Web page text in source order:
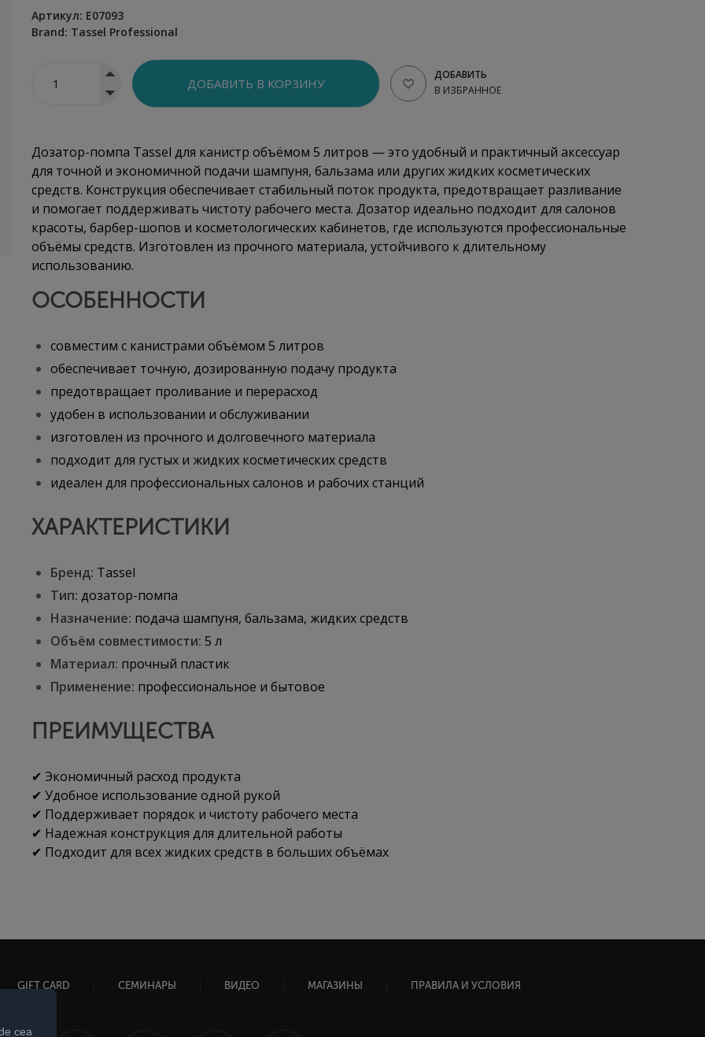
Артикул: E07093
Brand: Tassel Professional
ДОБАВИТЬ
В ИЗБРАННОЕ
Дозатор-помпа Tassel для канистр объёмом 5 литров — это удобный и практичный аксессуар
для точной и экономичной подачи шампуня, бальзама или других жидких косметических
средств. Конструкция обеспечивает стабильный поток продукта, предотвращает разливание
и помогает поддерживать чистоту рабочего места. Дозатор идеально подходит для салонов
красоты, барбер-шопов и косметологических кабинетов, где используются профессиональные
объёмы средств. Изготовлен из прочного материала, устойчивого к длительному
использованию.
ОСОБЕННОСТИ
совместим с канистрами объёмом 5 литров
обеспечивает точную, дозированную подачу продукта
предотвращает проливание и перерасход
удобен в использовании и обслуживании
изготовлен из прочного и долговечного материала
подходит для густых и жидких косметических средств
идеален для профессиональных салонов и рабочих станций
ХАРАКТЕРИСТИКИ
Бренд: Tassel
Тип: дозатор-помпа
Назначение: подача шампуня, бальзама, жидких средств
Объём совместимости: 5 л
Материал: прочный пластик
Применение: профессиональное и бытовое
ПРЕИМУЩЕСТВА
✔ Экономичный расход продукта
✔ Удобное использование одной рукой
✔ Поддерживает порядок и чистоту рабочего места
✔ Надежная конструкция для длительной работы
✔ Подходит для всех жидких средств в больших объёмах
GIFT CARD СЕМИНАРЫ ВИДЕО МАГАЗИНЫ ПРАВИЛА И УСЛОВИЯ
cea